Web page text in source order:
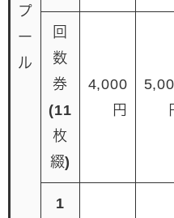
プ
ー
ル
回
数
券
(11
枚
綴)
4,000
円
1